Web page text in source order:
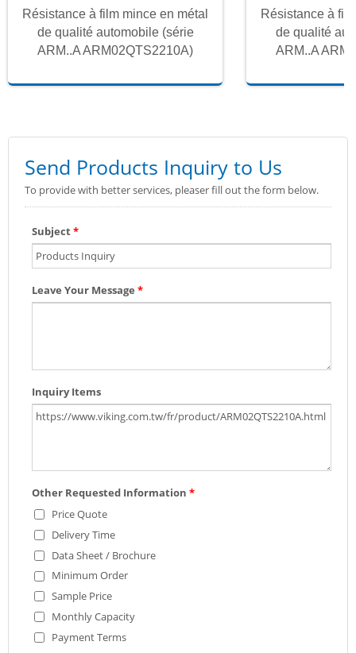
Résistance à film mince en métal
de qualité automobile (série
ARM..A ARM02QTS2210A)
Résistance à
de qualité
ARM..A